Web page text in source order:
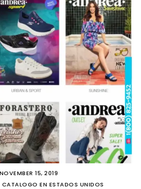
NOVEMBER 15, 2019
CATALOGO EN ESTADOS UNIDOS